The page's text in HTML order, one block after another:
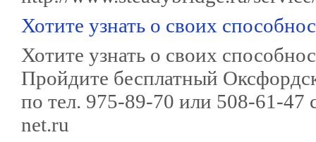
Хотите узнать о своих
Хотите узнать о своих
Пройдите бесплатный
по тел. 975-89-70 или 508-61-
net.ru